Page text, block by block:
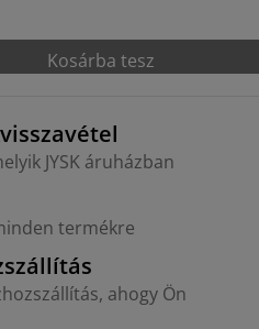
Kosárba tesz
JYSK áruházban
termékre
ahogy Ön